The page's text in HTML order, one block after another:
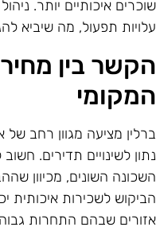
איכותיים יותר.
תפעול, מה שיביא
בין
מציעה מגוון רחב של
לשינויים תדירים.
השונים, מכיוון
לשכירות איכותית
שבהם התחרות